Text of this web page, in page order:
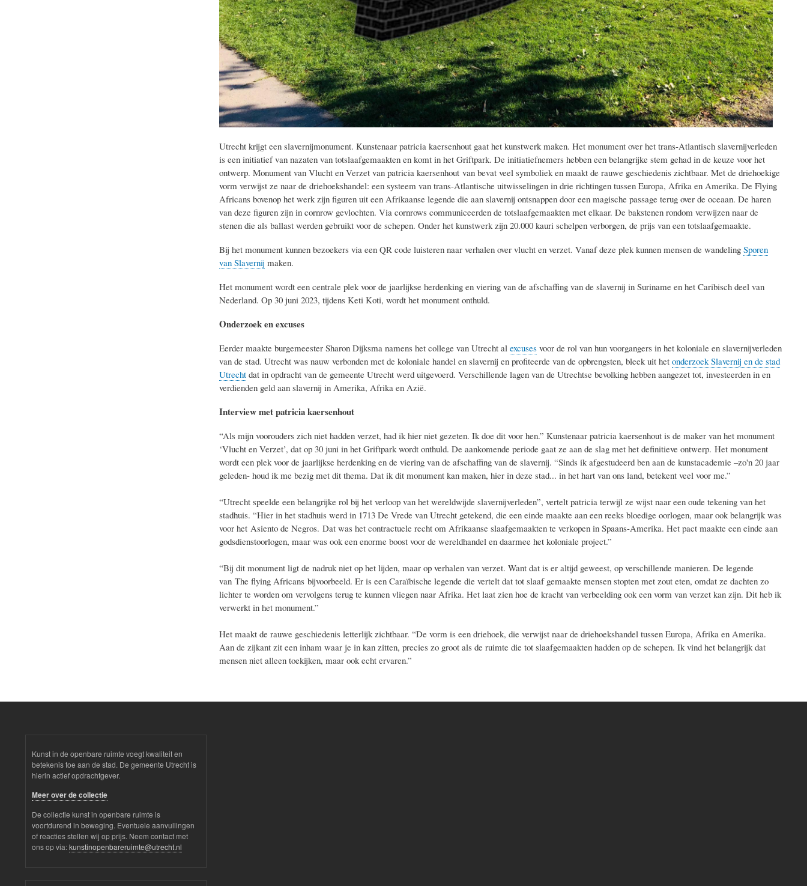
Utrecht krijgt een slavernijmonument. Kunstenaar patricia kaersenhout gaat het kunstwerk maken. Het monument over het trans-Atlantisch slavernijverleden
is een initiatief van nazaten van totslaafgemaakten en komt in het Griftpark. De initiatiefnemers hebben een belangrijke stem gehad in de keuze voor het
ontwerp. Monument van Vlucht en Verzet van patricia kaersenhout van bevat veel symboliek en maakt de rauwe geschiedenis zichtbaar. Met de driehoekige
vorm verwijst ze naar de driehoekshandel: een systeem van trans-Atlantische uitwisselingen in drie richtingen tussen Europa, Afrika en Amerika. De Flying
Africans bovenop het werk zijn figuren uit een Afrikaanse legende die aan slavernij ontsnappen door een magische passage terug over de oceaan. De haren
van deze figuren zijn in cornrow gevlochten. Via cornrows communiceerden de totslaafgemaakten met elkaar. De bakstenen rondom verwijzen naar de
stenen die als ballast werden gebruikt voor de schepen. Onder het kunstwerk zijn 20.000 kauri schelpen verborgen, de prijs van een totslaafgemaakte.
Bij het monument kunnen bezoekers via een QR code luisteren naar verhalen over vlucht en verzet. Vanaf deze plek kunnen mensen de wandeling Sporen
van Slavernij maken.
Het monument wordt een centrale plek voor de jaarlijkse herdenking en viering van de afschaffing van de slavernij in Suriname en het Caribisch deel van
Nederland. Op 30 juni 2023, tijdens Keti Koti, wordt het monument onthuld.
Onderzoek en excuses
Eerder maakte burgemeester Sharon Dijksma namens het college van Utrecht al excusesvoor de rol van hun voorgangers in het koloniale en slavernijverleden
van de stad. Utrecht was nauw verbonden met de koloniale handel en slavernij en profiteerde van de opbrengsten, bleek uit het onderzoek Slavernij en de stad
Utrechtdat in opdracht van de gemeente Utrecht werd uitgevoerd. Verschillende lagen van de Utrechtse bevolking hebben aangezet tot, investeerden in en
verdienden geld aan slavernij in Amerika, Afrika en Azië.
Interview met patricia kaersenhout
“Als mijn voorouders zich niet hadden verzet, had ik hier niet gezeten. Ik doe dit voor hen.” Kunstenaar patricia kaersenhout is de maker van het monument
‘Vlucht en Verzet’, dat op 30 juni in het Griftpark wordt onthuld. De aankomende periode gaat ze aan de slag met het definitieve ontwerp. Het monument
wordt een plek voor de jaarlijkse herdenking en de viering van de afschaffing van de slavernij. “Sinds ik afgestudeerd ben aan de kunstacademie –zo'n 20 jaar
geleden- houd ik me bezig met dit thema. Dat ik dit monument kan maken, hier in deze stad... in het hart van ons land, betekent veel voor me.”
“Utrecht speelde een belangrijke rol bij het verloop van het wereldwijde slavernijverleden”, vertelt patricia terwijl ze wijst naar een oude tekening van het
stadhuis. “Hier in het stadhuis werd in 1713 De Vrede van Utrecht getekend, die een einde maakte aan een reeks bloedige oorlogen, maar ook belangrijk was
voor het Asiento de Negros. Dat was het contractuele recht om Afrikaanse slaafgemaakten te verkopen in Spaans-Amerika. Het pact maakte een einde aan
godsdienstoorlogen, maar was ook een enorme boost voor de wereldhandel en daarmee het koloniale project.”
“Bij dit monument ligt de nadruk niet op het lijden, maar op verhalen van verzet. Want dat is er altijd geweest, op verschillende manieren. De legende
van The flying Africans bijvoorbeeld. Er is een Caraïbische legende die vertelt dat tot slaaf gemaakte mensen stopten met zout eten, omdat ze dachten zo
lichter te worden om vervolgens terug te kunnen vliegen naar Afrika. Het laat zien hoe de kracht van verbeelding ook een vorm van verzet kan zijn. Dit heb ik
verwerkt in het monument.”
Het maakt de rauwe geschiedenis letterlijk zichtbaar. “De vorm is een driehoek, die verwijst naar de driehoekshandel tussen Europa, Afrika en Amerika.
Aan de zijkant zit een inham waar je in kan zitten, precies zo groot als de ruimte die tot slaafgemaakten hadden op de schepen. Ik vind het belangrijk dat
mensen niet alleen toekijken, maar ook echt ervaren.”
Kunst in de openbare ruimte voegt kwaliteit en
betekenis toe aan de stad. De gemeente Utrecht is
hierin actief opdrachtgever.
Meer over de collectie
De collectie kunst in openbare ruimte is
voortdurend in beweging. Eventuele aanvullingen
of reacties stellen wij op prijs. Neem contact met
ons op via:kunstinopenbareruimte@utrecht.nl